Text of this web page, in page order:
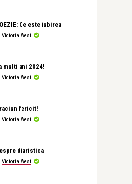
Ce este iubirea
Victoria West
multi ani 2024!
Victoria West
fericit!
Victoria West
diaristica
Victoria West